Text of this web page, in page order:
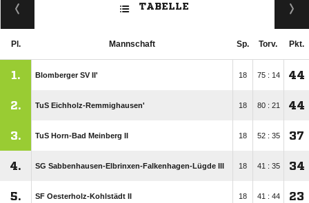
TABELLE
Pl. Mannschaft Sp. Torv. Pkt.
1. Blomberger SV II' 18 75 : 14 44
2. TuS Eichholz-Remmighausen' 18 80 : 21 44
3. TuS Horn-Bad Meinberg II 18 52 : 35 37
4. SG Sabbenhausen-Elbrinxen-Falkenhagen-Lügde III 18 41 : 35 34
5. SF Oesterholz-Kohlstädt II 18 41 : 44 23